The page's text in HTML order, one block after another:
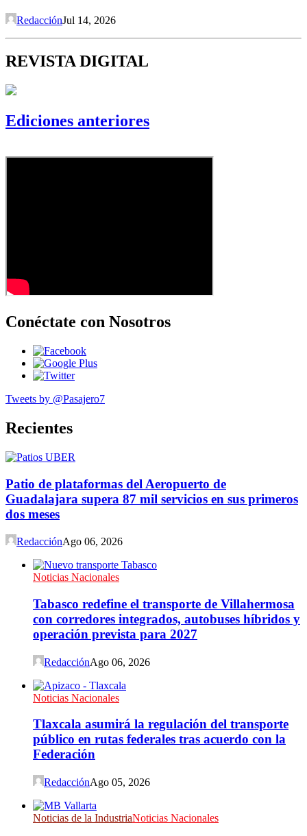
RedacciónJul 14, 2026
REVISTA DIGITAL
Ediciones anteriores
Conéctate con Nosotros
Tweets by @Pasajero7
Recientes
Patio de plataformas del Aeropuerto de
Guadalajara supera 87 mil servicios en sus primeros
dos meses
RedacciónAgo 06, 2026
Noticias Nacionales
Tabasco redefine el transporte de Villahermosa
con corredores integrados, autobuses híbridos y
operación prevista para 2027
RedacciónAgo 06, 2026
Noticias Nacionales
Tlaxcala asumirá la regulación del transporte
público en rutas federales tras acuerdo con la
Federación
RedacciónAgo 05, 2026
Noticias de la IndustriaNoticias Nacionales